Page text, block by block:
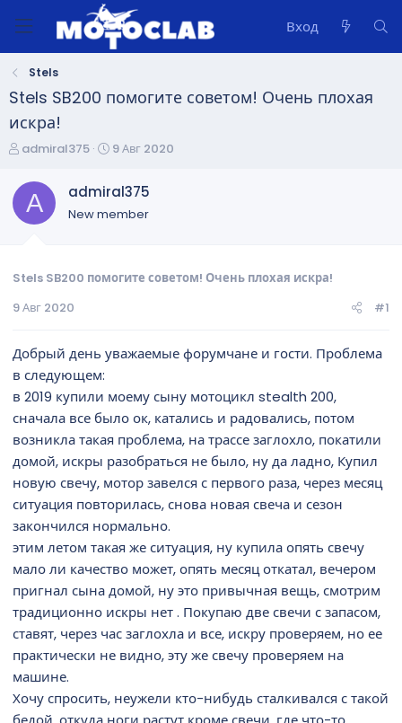
Вход
Stels
Stels SB200 помогите советом! Очень плохая
искра!
А
т
р
м
admiral375
Д
а
н
а
9 Авг 2020
A admiral375
New member
Stels SB200 помогите советом! Очень плохая искра!
9 Авг 2020
#1
Добрый день уважаемые форумчане и гости. Проблема
в следующем:
в 2019 купили моему сыну мотоцикл stealth 200,
сначала все было ок, катались и радовались, потом
возникла такая проблема, на трассе заглохло, покатили
домой, искры разобраться не было, ну да ладно, Купил
новую свечу, мотор завелся с первого раза, через месяц
ситуация повторилась, снова новая свеча и сезон
закончился нормально.
этим летом такая же ситуация, ну купила опять свечу
мало ли качество может, опять месяц откатал, вечером
пригнал сына домой, ну это привычная вещь, смотрим
традиционно искры нет . Покупаю две свечи с запасом,
ставят, через час заглохла и все, искру проверяем, но ее
практически не видно, эту же свечу проверяем на
машине.
Хочу спросить, неужели кто-нибудь сталкивался с такой